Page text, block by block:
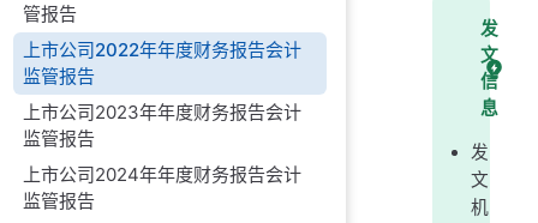
管报告
上市公司2022年年度财务报告会计
监管报告
上市公司2023年年度财务报告会计
监管报告
上市公司2024年年度财务报告会计
监管报告
发
文
信
息
发
文
机